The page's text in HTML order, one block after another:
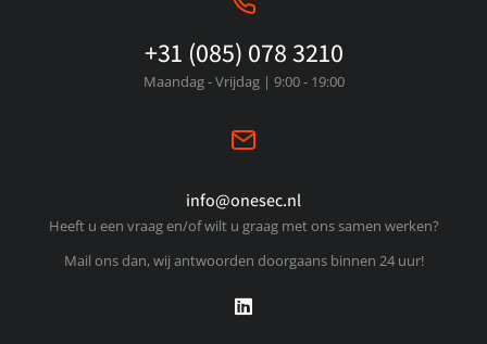
+31 (085) 078 3210
Maandag - Vrijdag | 9:00 - 19:00
info@onesec.nl
Heeft u een vraag en/of wilt u graag met ons samen werken?
Mail ons dan, wij antwoorden doorgaans binnen 24 uur!